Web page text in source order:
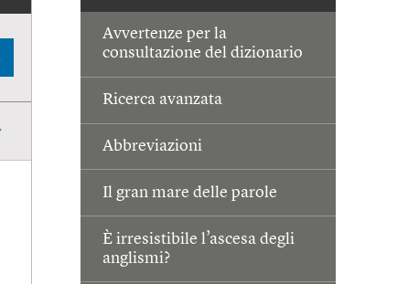
Avvertenze per la
consultazione del dizionario
Ricerca avanzata
Abbreviazioni
Il gran mare delle parole
È irresistibile l’ascesa degli
anglismi?